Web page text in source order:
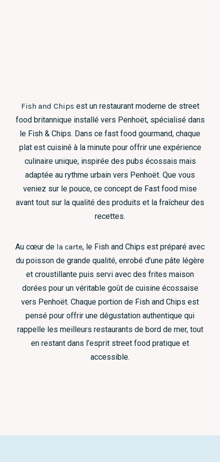
Fish and Chips est un restaurant moderne de street
food britannique installé vers Penhoët, spécialisé dans
le Fish & Chips. Dans ce fast food gourmand, chaque
plat est cuisiné à la minute pour offrir une expérience
culinaire unique, inspirée des pubs écossais mais
adaptée au rythme urbain vers Penhoët. Que vous
veniez sur le pouce, ce concept de Fast food mise
avant tout sur la qualité des produits et la fraîcheur des
recettes.
Au cœur de la carte, le Fish and Chips est préparé avec
du poisson de grande qualité, enrobé d’une pâte légère
et croustillante puis servi avec des frites maison
dorées pour un véritable goût de cuisine écossaise
vers Penhoët. Chaque portion de Fish and Chips est
pensé pour offrir une dégustation authentique qui
rappelle les meilleurs restaurants de bord de mer, tout
en restant dans l’esprit street food pratique et
accessible.